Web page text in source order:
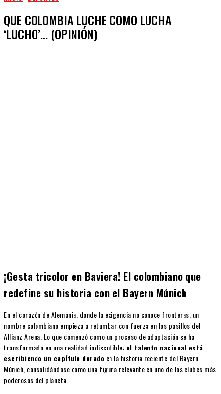
QUE COLOMBIA LUCHE COMO LUCHA
‘LUCHO’… (OPINIÓN)
¡Gesta tricolor en Baviera! El colombiano que
redefine su historia con el Bayern Múnich
En el corazón de Alemania, donde la exigencia no conoce fronteras, un
nombre colombiano empieza a retumbar con fuerza en los pasillos del
Allianz Arena. Lo que comenzó como un proceso de adaptación se ha
transformado en una realidad indiscutible: el talento nacional está
escribiendo un capítulo dorado en la historia reciente del Bayern
Múnich, consolidándose como una figura relevante en uno de los clubes más
poderosos del planeta.